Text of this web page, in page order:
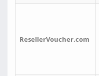
ResellerVoucher.com